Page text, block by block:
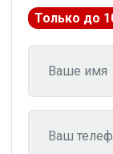
Только до